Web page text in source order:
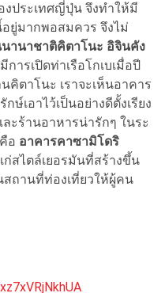
ประเทศญี่ปุ่น จึงทำให้มี
ยู่มากพอสมควร จึงไม่
านาชาติคิตาโนะ อิจินคัง
ารเปิดท่าเรือโกเบเมื่อปี
คิตาโนะ เราจะเห็นอาคาร
เอาไว้เป็นอย่างดีตั้งเรียง
ะร้านอาหารน่ารักๆ ในระ
อ อาคารคาซามิโดริ
ก่สไตล์เยอรมันที่สร้างขึ้น
สถานที่ท่องเที่ยวให้ผู้คน